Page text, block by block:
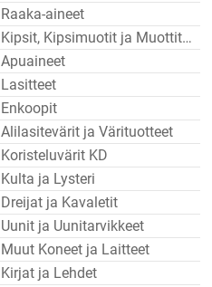
Raaka-aineet
Kipsit, Kipsimuotit ja Muottitarvikkeet
Apuaineet
Lasitteet
Enkoopit
Alilasitevärit ja Värituotteet
Koristeluvärit KD
Kulta ja Lysteri
Dreijat ja Kavaletit
Uunit ja Uunitarvikkeet
Muut Koneet ja Laitteet
Kirjat ja Lehdet